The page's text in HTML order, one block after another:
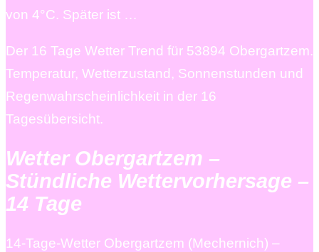
von 4°C. Später ist …
Der 16 Tage Wetter Trend für 53894 Obergartzem.
Temperatur, Wetterzustand, Sonnenstunden und
Regenwahrscheinlichkeit in der 16
Tagesübersicht.
Wetter Obergartzem –
Stündliche Wettervorhersage –
14 Tage
14-Tage-Wetter Obergartzem (Mechernich) –